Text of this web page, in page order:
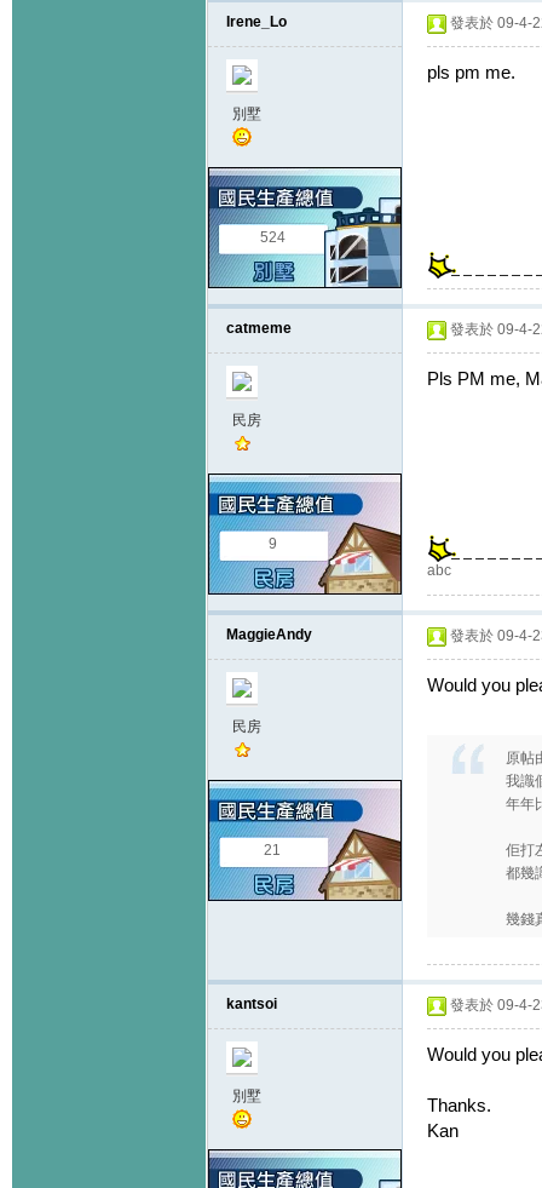
Irene_Lo
別墅
524
發表於 09-4-
pls pm me.
catmeme
民房
9
發表於 09-4-
Pls PM me,
abc
MaggieAndy
民房
21
發表於 09-4-
Would you
原帖
我識
年年
佢打
都幾
幾錢
kantsoi
別墅
發表於 09-4-
Would you
Thanks.
Kan